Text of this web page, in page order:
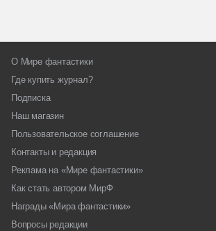
О Мире фантастики
Где купить журнал?
Подписка
Наш магазин
Пользовательское соглашение
Контакты и редакция
Реклама на «Мире фантастики»
Как стать автором МирФ
Награды «Мира фантастики»
Вопросы редакции